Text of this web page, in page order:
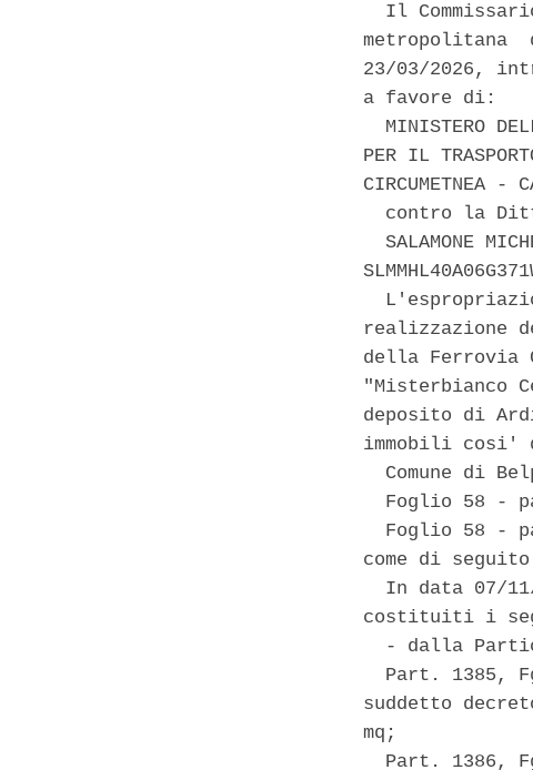
Il
metropolitana
23/03/2026,
a favore di:
MINISTERO
PER IL
CIRCUMETNEA -
contro la
SALAMONE
realizzazione
della Ferrovia
"Misterbianco
deposito di
immobili cosi'
Comune di
Foglio 58 -
Foglio 58 -
come di
In data 07/
costituiti i
- dalla
Part. 1385,
suddetto
mq;
Part. 1386,